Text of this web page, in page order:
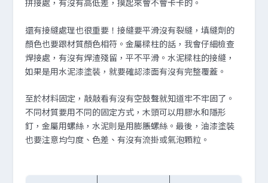
拼接處，有沒有高低差，摸起來會不會卡卡的。
還有接縫處理也很重要！接縫要平滑沒有裂縫，填縫劑的
顏色也要跟材質顏色相符。金屬樑柱的話，我會仔細檢查
焊接處，有沒有焊渣殘留，平不平滑。水泥樑柱的接縫，
如果是用水泥漆塗裝，就要確認漆面有沒有完整覆蓋。
至於材料固定，敲敲看有沒有空鼓聲就知道牢不牢固了。
不同材質要用不同的固定方式，木頭可以用膠水和隱形
釘，金屬用螺絲，水泥則是用膨脹螺絲。最後，油漆塗裝
也要注意均勻度、色差、有沒有流掛或氣泡顆粒。